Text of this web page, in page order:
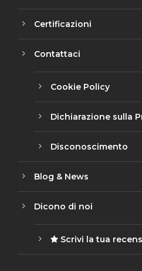
Certificazioni
Contattaci
Cookie Policy
Dichiarazione sulla
Disconoscimento
Blog & News
Dicono di noi
Scrivi la tua